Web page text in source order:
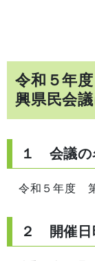
令和５年
興県民会
１ 会議
令和５年度 第
２ 開催日